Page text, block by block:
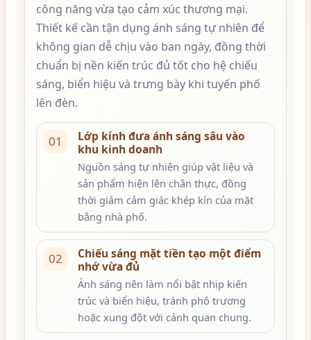
công năng vừa tạo cảm xúc thương mại.
Thiết kế cần tận dụng ánh sáng tự nhiên để
không gian dễ chịu vào ban ngày, đồng thời
chuẩn bị nền kiến trúc đủ tốt cho hệ chiếu
sáng, biển hiệu và trưng bày khi tuyến phố
lên đèn.
01
Lớp kính đưa ánh sáng sâu vào
khu kinh doanh
Nguồn sáng tự nhiên giúp vật liệu và
sản phẩm hiện lên chân thực, đồng
thời giảm cảm giác khép kín của mặt
bằng nhà phố.
02
Chiếu sáng mặt tiền tạo một điểm
nhớ vừa đủ
Ánh sáng nên làm nổi bật nhịp kiến
trúc và biển hiệu, tránh phô trương
hoặc xung đột với cảnh quan chung.